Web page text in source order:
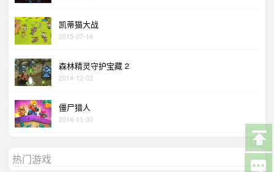
凯蒂猫大战
2015-07-14
森林精灵守护宝藏 2
2014-12-02
僵尸猎人
2014-11-30
热门游戏